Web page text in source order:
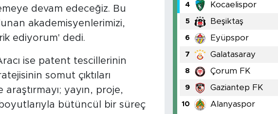
devam edeceğiz. Bu
akademisyenlerimizi,
ediyorum' dedi.
ise patent tescillerinin
somut çıktıları
yayın, proje,
bütüncül bir süreç
4 Kocaelispor
5 Beşiktaş
6 Eyüpspor
7 Galatasaray
8 Çorum FK
9 Gaziantep FK
10 Alanyaspor